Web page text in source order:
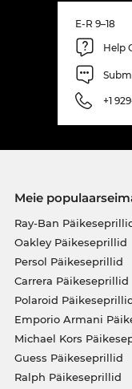
E-R 9–18
Help
+1
Meie
Ray-Ban
Oakley Päikeseprillid
Persol Päikeseprillid
Carrera Päikeseprillid
Polaroid
Emporio Armani
Michael Kors
Guess Päikeseprillid
Ralph Päikeseprillid